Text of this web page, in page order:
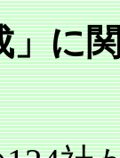
に